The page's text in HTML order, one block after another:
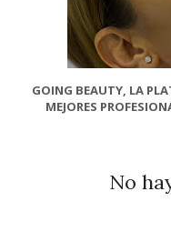
GOING BEAUTY, LA
MEJORES
No